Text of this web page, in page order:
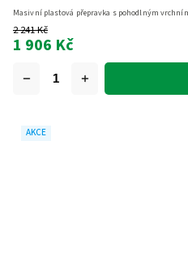
2 241 Kč
1 906 Kč
Masivní plastová přepravka s pohodlným
AKCE